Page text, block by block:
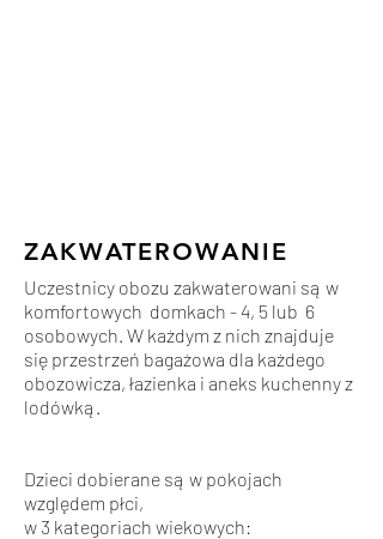
ZAKWATEROWANIE
Uczestnicy obozu zakwaterowani są w
komfortowych domkach - 4, 5 lub 6
osobowych. W każdym z nich znajduje
się przestrzeń bagażowa dla każdego
obozowicza, łazienka i aneks kuchenny z
lodówką.
Dzieci dobierane są w pokojach
względem płci,
w 3 kategoriach wiekowych: